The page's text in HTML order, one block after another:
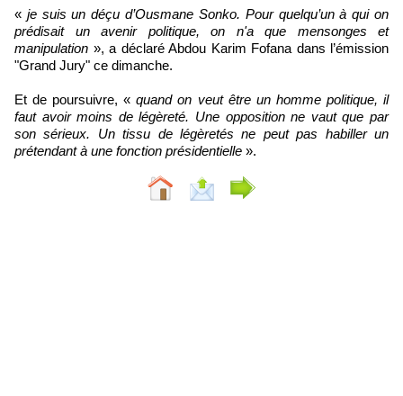
« je suis un déçu d’Ousmane Sonko. Pour quelqu’un à qui on
prédisait un avenir politique, on n'a que mensonges et
manipulation », a déclaré Abdou Karim Fofana dans l’émission
"Grand Jury" ce dimanche.
Et de poursuivre, «quand on veut être un homme politique, il
faut avoir moins de légèreté. Une opposition ne vaut que par
son sérieux. Un tissu de légèretés ne peut pas habiller un
prétendant à une fonction présidentielle ».